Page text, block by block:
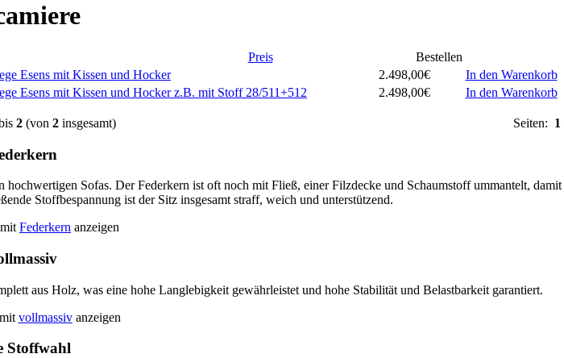
Preis
Bestellen
Esens mit Kissen und Hocker
2.498,00€
In den Warenkorb
Esens mit Kissen und Hocker z.B. mit Stoff 28/511+512
2.498,00€ In den Warenkorb
Seiten: 1
2(von 2insgesamt)
Sofas. Der Federkern ist oft noch mit Fließ, einer Filzdecke und Schaumstoff ummantelt, damit
Stoffbespannung ist der Sitz insgesamt straff, weich und unterstützend.
Federkern anzeigen
aus Holz, was eine hohe Langlebigkeit gewährleistet und hohe Stabilität und Belastbarkeit garantiert.
vollmassivanzeigen
Stoffwahl